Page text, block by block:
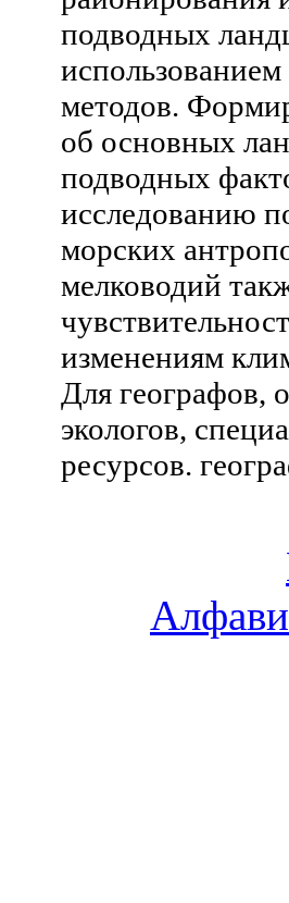
подводных
методов.
об основных
подводных
исследованию
морских
мелководий
изменениям
Для географов,
экологов,
ресурсов.